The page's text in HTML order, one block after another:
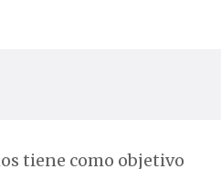
tiene como objetivo